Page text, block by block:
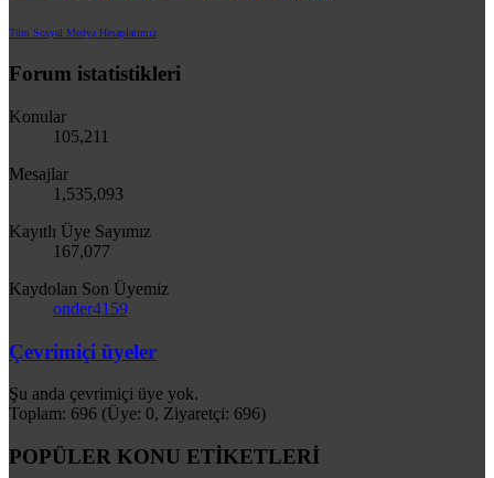
Tüm Sosyal Medya Hesaplarımız
Forum istatistikleri
Konular
105,211
Mesajlar
1,535,093
Kayıtlı Üye Sayımız
167,077
Kaydolan Son Üyemiz
onder4159
Çevrimiçi üyeler
Şu anda çevrimiçi üye yok.
Toplam: 696 (Üye: 0, Ziyaretçi: 696)
POPÜLER KONU ETİKETLERİ